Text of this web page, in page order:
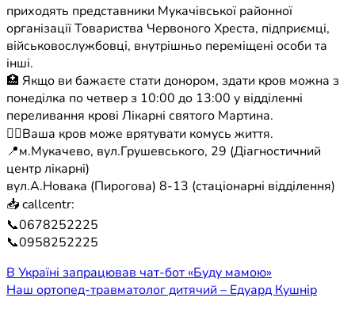
приходять представники Мукачівської районної
організації Товариства Червоного Хреста, підприємці,
військовослужбовці, внутрішньо переміщені особи та
інші.
🏥 Якщо ви бажаєте стати донором, здати кров можна з
понеділка по четвер з 10:00 до 13:00 у відділенні
переливання крові Лікарні святого Мартина.
👉🏼Ваша кров може врятувати комусь життя.
📍м.Мукачево, вул.Грушевського, 29 (Діагностичний
центр лікарні)
вул.А.Новака (Пирогова) 8-13 (стаціонарні відділення)
📥 callcentr:
📞0678252225
📞0958252225
Навігація
записів
В Україні запрацював чат-бот «Буду мамою»
Наш ортопед-травматолог дитячий – Едуард Кушнір